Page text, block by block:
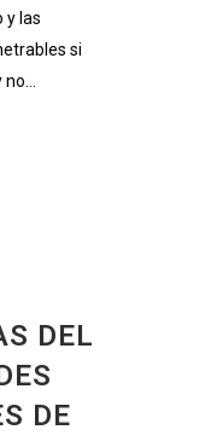
y las
si
DEL
DE